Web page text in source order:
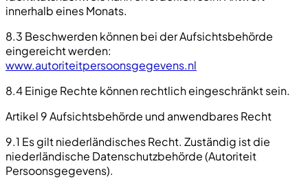
innerhalb eines Monats.
8.3 Beschwerden können bei der Aufsichtsbehörde
eingereicht werden:
www.autoriteitpersoonsgegevens.nl
8.4 Einige Rechte können rechtlich eingeschränkt sein.
Artikel 9 Aufsichtsbehörde und anwendbares Recht
9.1 Es gilt niederländisches Recht. Zuständig ist die
niederländische Datenschutzbehörde (Autoriteit
Persoonsgegevens).